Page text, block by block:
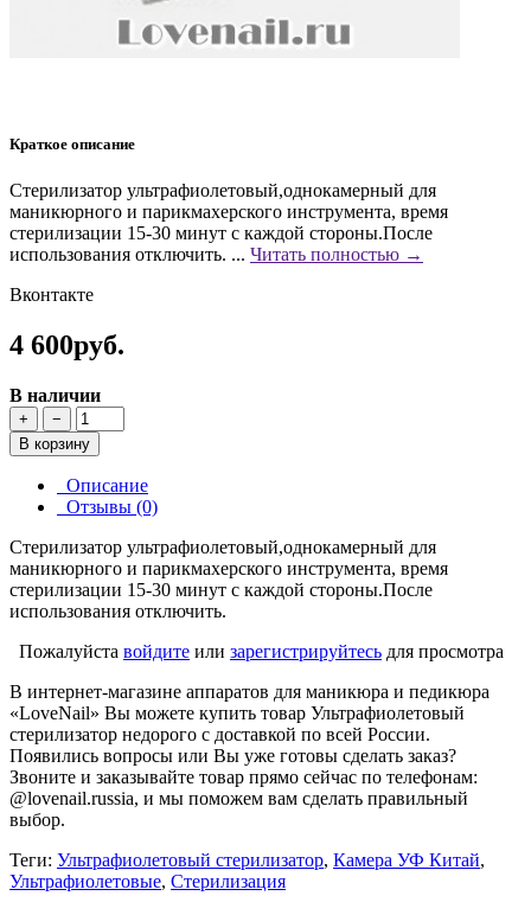
Краткое описание
Стерилизатор ультрафиолетовый,однокамерный для
маникюрного и парикмахерского инструмента, время
стерилизации 15-30 минут с каждой стороны.После
использования отключить. ... Читать полностью →
Вконтакте
4 600руб.
В наличии
+
−
В корзину
Описание
Отзывы (0)
Стерилизатор ультрафиолетовый,однокамерный для
маникюрного и парикмахерского инструмента, время
стерилизации 15-30 минут с каждой стороны.После
использования отключить.
Пожалуйста войдите или зарегистрируйтесь для просмотра
В интернет-магазине аппаратов для маникюра и педикюра
«LoveNail» Вы можете купить товар Ультрафиолетовый
стерилизатор недорого с доставкой по всей России.
Появились вопросы или Вы уже готовы сделать заказ?
Звоните и заказывайте товар прямо сейчас по телефонам:
@lovenail.russia, и мы поможем вам сделать правильный
выбор.
Теги: Ультрафиолетовый стерилизатор, Камера УФ Китай,
Ультрафиолетовые, Стерилизация